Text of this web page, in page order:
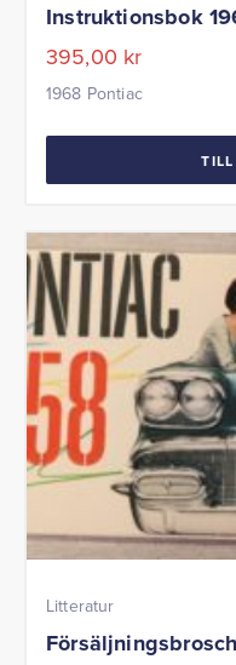
Instruktionsbok
395,00 kr
1968 Pontiac
Litteratur